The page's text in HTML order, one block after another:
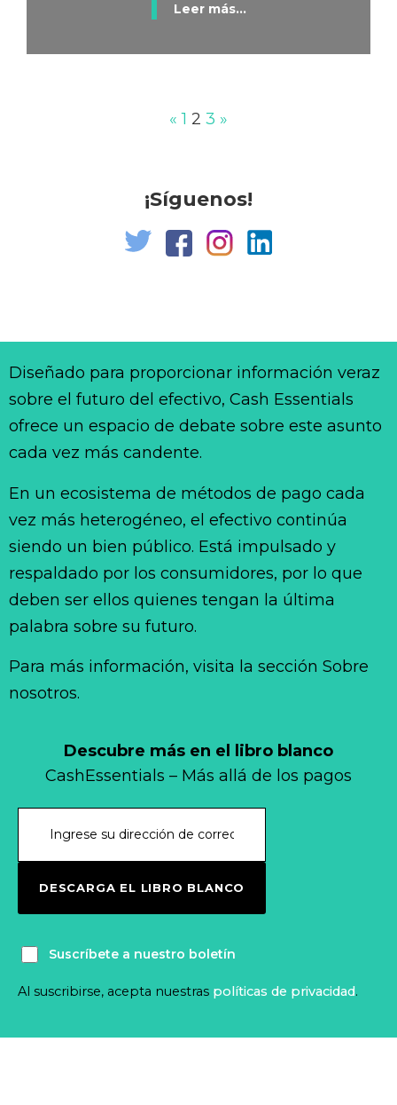
Leer más...
« 1 2 3 »
¡Síguenos!
Descubre más en el libro blanco
CashEssentials – Más allá de los pagos
DESCARGA EL LIBRO BLANCO
Suscríbete a nuestro boletín
Al suscribirse, acepta nuestras políticas de privacidad.
Diseñado para proporcionar información veraz
sobre el futuro del efectivo, Cash Essentials
ofrece un espacio de debate sobre este asunto
cada vez más candente.
En un ecosistema de métodos de pago cada
vez más heterogéneo, el efectivo continúa
siendo un bien público. Está impulsado y
respaldado por los consumidores, por lo que
deben ser ellos quienes tengan la última
palabra sobre su futuro.
Para más información, visita la sección Sobre
nosotros.